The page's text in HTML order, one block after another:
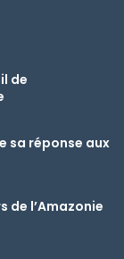
de
sa réponse aux
de l’Amazonie